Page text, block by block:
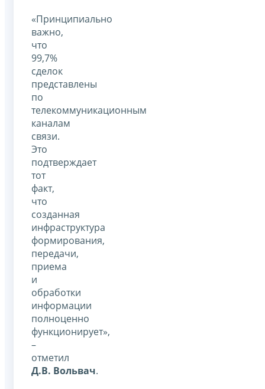
«Принципиально
важно,
что
99,7%
сделок
представлены
по
телекоммуникационным
каналам
связи.
Это
подтверждает
тот
факт,
что
созданная
инфраструктура
формирования,
передачи,
приема
и
обработки
информации
полноценно
функционирует»,
–
отметил
Д.В. Вольвач.